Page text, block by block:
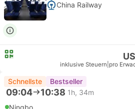
China Railway
inklusive Steuern pro
Schnellste Bestseller
09:04 10:38 1h, 34m
Ningbo